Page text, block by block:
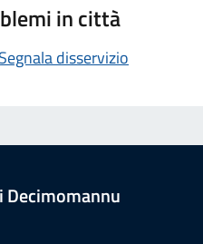
in città
Segnala disservizio
Decimomannu